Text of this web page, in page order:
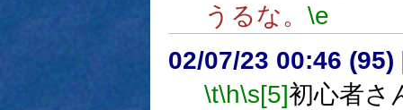
うるな。 \e
02/07/23 00:46 (95)
\t\h\s[5]初心者さ